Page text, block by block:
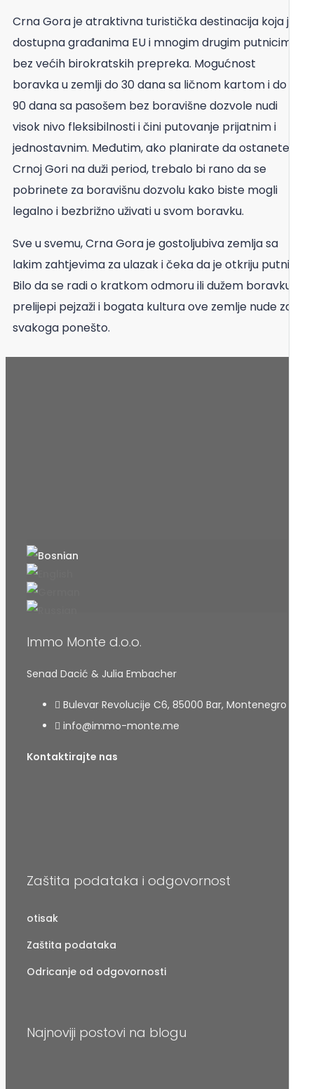
Crna Gora je atraktivna turistička destinacija koja je
dostupna građanima EU i mnogim drugim putnicima
bez većih birokratskih prepreka. Mogućnost
boravka u zemlji do 30 dana sa ličnom kartom i do
90 dana sa pasošem bez boravišne dozvole nudi
visok nivo fleksibilnosti i čini putovanje prijatnim i
jednostavnim. Međutim, ako planirate da ostanete u
Crnoj Gori na duži period, trebalo bi rano da se
pobrinete za boravišnu dozvolu kako biste mogli
legalno i bezbrižno uživati ​​u svom boravku.
Sve u svemu, Crna Gora je gostoljubiva zemlja sa
lakim zahtjevima za ulazak i čeka da je otkriju putnici.
Bilo da se radi o kratkom odmoru ili dužem boravku,
prelijepi pejzaži i bogata kultura ove zemlje nude za
svakoga ponešto.
Immo Monte d.o.o.
Senad Dacić & Julia Embacher
Bulevar Revolucije C6, 85000 Bar, Montenegro
info@immo-monte.me
Kontaktirajte nas
Zaštita podataka i odgovornost
otisak
Zaštita podataka
Odricanje od odgovornosti
Najnoviji postovi na blogu